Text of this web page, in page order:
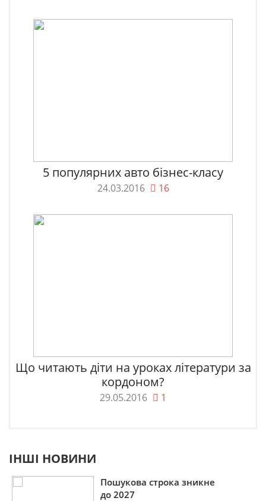
5 популярних авто бізнес-класу
24.03.2016 16
Що читають діти на уроках літератури за
кордоном?
29.05.2016 1
ІНШІ НОВИНИ
Пошукова строка зникне
до 2027